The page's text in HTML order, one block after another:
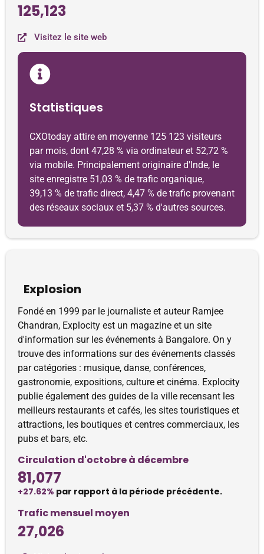
125,123
Visitez le site web
Statistiques
CXOtoday attire en moyenne 125 123 visiteurs
par mois, dont 47,28 % via ordinateur et 52,72 %
via mobile. Principalement originaire d'Inde, le
site enregistre 51,03 % de trafic organique,
39,13 % de trafic direct, 4,47 % de trafic provenant
des réseaux sociaux et 5,37 % d'autres sources.
Explosion
Fondé en 1999 par le journaliste et auteur Ramjee
Chandran, Explocity est un magazine et un site
d'information sur les événements à Bangalore. On y
trouve des informations sur des événements classés
par catégories : musique, danse, conférences,
gastronomie, expositions, culture et cinéma. Explocity
publie également des guides de la ville recensant les
meilleurs restaurants et cafés, les sites touristiques et
attractions, les boutiques et centres commerciaux, les
pubs et bars, etc.
Circulation d'octobre à décembre
81,077
+27.62% par rapport à la période précédente.
Trafic mensuel moyen
27,026